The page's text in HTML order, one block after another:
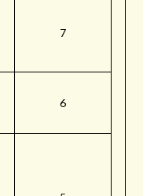
7
6